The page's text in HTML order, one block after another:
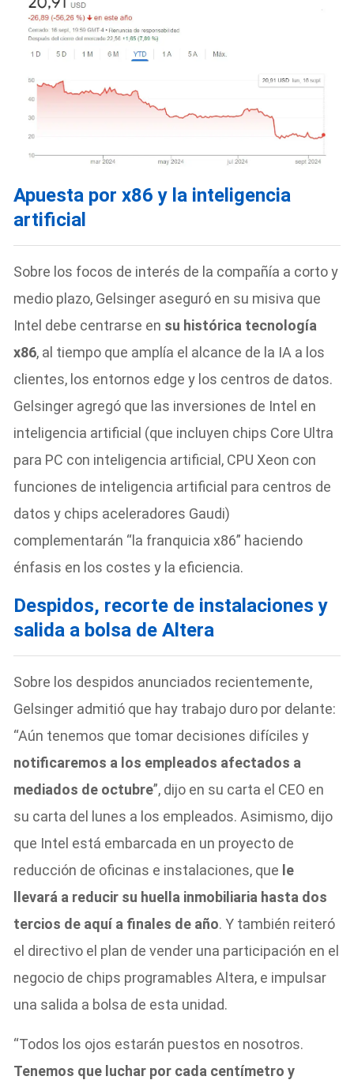
Apuesta por x86 y la inteligencia
artificial
Sobre los focos de interés de la compañía a corto y
medio plazo, Gelsinger aseguró en su misiva que
Intel debe centrarse en su histórica tecnología
x86, al tiempo que amplía el alcance de la IA a los
clientes, los entornos edge y los centros de datos.
Gelsinger agregó que las inversiones de Intel en
inteligencia artificial (que incluyen chips Core Ultra
para PC con inteligencia artificial, CPU Xeon con
funciones de inteligencia artificial para centros de
datos y chips aceleradores Gaudi)
complementarán “la franquicia x86” haciendo
énfasis en los costes y la eficiencia.
Despidos, recorte de instalaciones y
salida a bolsa de Altera
Sobre los despidos anunciados recientemente,
Gelsinger admitió que hay trabajo duro por delante:
“Aún tenemos que tomar decisiones difíciles y
notificaremos a los empleados afectados a
mediados de octubre”, dijo en su carta el CEO en
su carta del lunes a los empleados. Asimismo, dijo
que Intel está embarcada en un proyecto de
reducción de oficinas e instalaciones, que le
llevará a reducir su huella inmobiliaria hasta dos
tercios de aquí a finales de año. Y también reiteró
el directivo el plan de vender una participación en el
negocio de chips programables Altera, e impulsar
una salida a bolsa de esta unidad.
“Todos los ojos estarán puestos en nosotros.
Tenemos que luchar por cada centímetro y